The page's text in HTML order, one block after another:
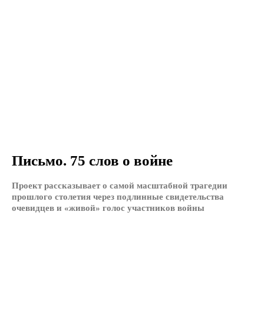
Письмо. 75 слов о войне
Проект рассказывает о самой масштабной трагедии
прошлого столетия через подлинные свидетельства
очевидцев и «живой» голос участников войны